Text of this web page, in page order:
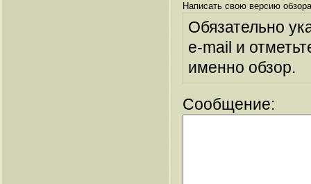
Написать свою версию
Обязательно
e-mail и
именно обзор.
Сообщение: